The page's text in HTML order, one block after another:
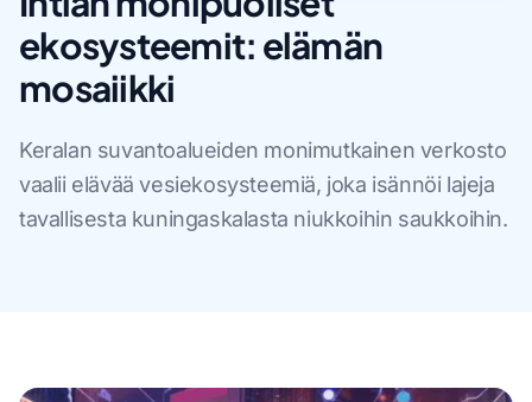
ekosysteemit: elämän
mosaiikki
Keralan suvantoalueiden monimutkainen verkosto
vaalii elävää vesiekosysteemiä, joka isännöi lajeja
tavallisesta kuningaskalasta niukkoihin saukkoihin.